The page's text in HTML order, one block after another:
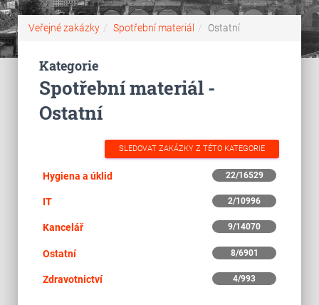
Veřejné zakázky Spotřební materiál Ostatní
Kategorie
Spotřební materiál -
Ostatní
SLEDOVAT ZAKÁZKY Z TÉTO KATEGORIE
Hygiena a úklid 22/16529
IT 2/10996
Kancelář 9/14070
Ostatní 8/6901
Zdravotnictví 4/993